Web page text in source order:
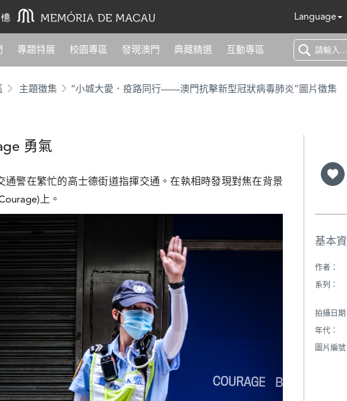
Language
專題特展 校園專區 發現澳門 典藏精選 互動專區
主題徵集 “小城大愛．疫路同行——澳門抗擊新型冠狀病毒肺炎”圖片徵集
勇氣
通警在繁忙的高士德街道指揮交通。在執相時發現對焦在背景
上。
基本
作者：
系列：
拍攝日期
年代：
圖片編號